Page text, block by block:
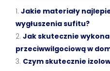
Jakie materiały
wygłuszenia sufitu?
Jak skutecznie
przeciwwilgociową w
Czym skutecznie